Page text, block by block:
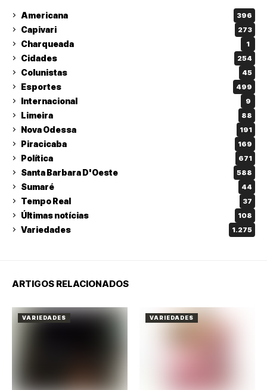
Americana 396
Capivari 273
Charqueada 1
Cidades 254
Colunistas 45
Esportes 499
Internacional 9
Limeira 88
Nova Odessa 191
Piracicaba 169
Política 671
Santa Barbara D'Oeste 588
Sumaré 44
Tempo Real 37
Últimas notícias 108
Variedades 1.275
ARTIGOS RELACIONADOS
VARIEDADES VARIEDADES